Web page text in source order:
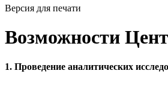
Версия для печати
Возможности
1. Проведение аналитических